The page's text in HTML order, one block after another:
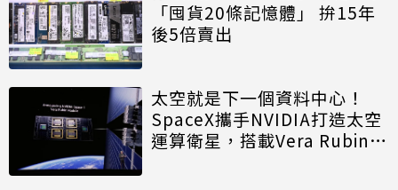
「囤貨20條記憶體」 拚15年
後5倍賣出
太空就是下一個資料中心！
SpaceX攜手NVIDIA打造太空
運算衛星，搭載Vera Rubin運